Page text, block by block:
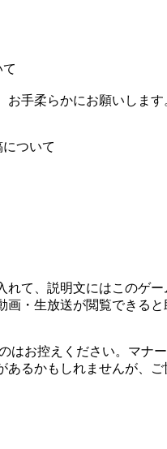
手柔らかにお願いします
ついて
て、説明文にはこのゲ
・生放送が閲覧できると
お控えください。マナー
あるかもしれませんが、ご